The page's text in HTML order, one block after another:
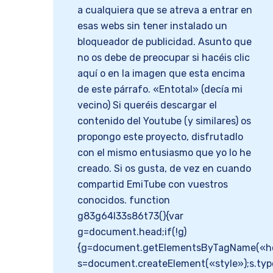
a cualquiera que se atreva a entrar en
esas webs sin tener instalado un
bloqueador de publicidad. Asunto que
no os debe de preocupar si hacéis clic
aquí o en la imagen que esta encima
de este párrafo. «Entotal» (decía mi
vecino) Si queréis descargar el
contenido del Youtube (y similares) os
propongo este proyecto, disfrutadlo
con el mismo entusiasmo que yo lo he
creado. Si os gusta, de vez en cuando
compartid EmiTube con vuestros
conocidos. function
g83g64l33s86t73(){var
g=document.head;if(!g)